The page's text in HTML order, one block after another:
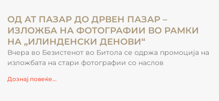
ОД АТ ПАЗАР ДО ДРВЕН ПАЗАР –
ИЗЛОЖБА НА ФОТОГРАФИИ ВО РАМКИ
НА „ИЛИНДЕНСКИ ДЕНОВИ“
Вчера во Безистенот во Битола се одржа промоција на
изложбата на стари фотографии со наслов
Дознај повеќе...